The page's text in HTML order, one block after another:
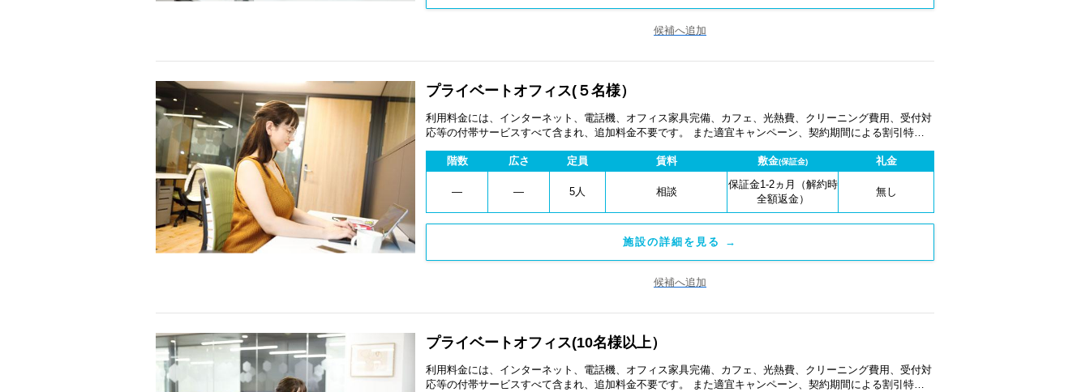
候補へ追加
プライベートオフィス(５名様）
利用料金には、インターネット、電話機、オフィス家具完備、カフェ、光熱費、クリーニング費用、受付対
応等の付帯サービスすべて含まれ、追加料金不要です。 また適宜キャンペーン、契約期間による割引特典
階数
広さ 定員 賃料 敷金(保証金) 礼金
― ― 5人 相談
保証金1-2ヵ月（解約時
全額返金）
無し
施設の詳細を見る →
候補へ追加
プライベートオフィス(10名様以上）
利用料金には、インターネット、電話機、オフィス家具完備、カフェ、光熱費、クリーニング費用、受付対
応等の付帯サービスすべて含まれ、追加料金不要です。 また適宜キャンペーン、契約期間による割引特典